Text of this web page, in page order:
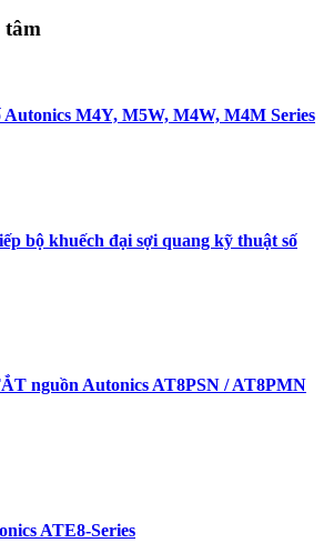
tâm
Autonics M4Y, M5W, M4W, M4M Series
bộ khuếch đại sợi quang kỹ thuật số
nguồn Autonics AT8PSN / AT8PMN
ATE8-Series